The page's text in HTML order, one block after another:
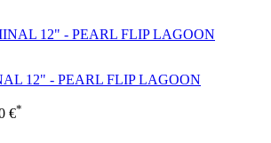
12" - PEARL FLIP LAGOON
€*